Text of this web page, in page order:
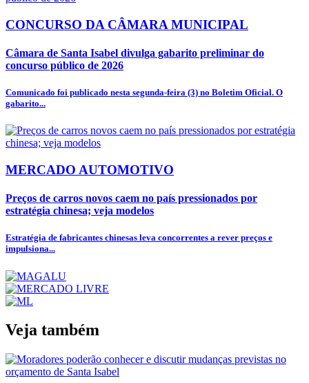
CONCURSO DA CÂMARA MUNICIPAL
Câmara de Santa Isabel divulga gabarito preliminar do
concurso público de 2026
Comunicado foi publicado nesta segunda-feira (3) no Boletim Oficial. O
gabarito...
MERCADO AUTOMOTIVO
Preços de carros novos caem no país pressionados por
estratégia chinesa; veja modelos
Estratégia de fabricantes chinesas leva concorrentes a rever preços e
impulsiona...
Veja também